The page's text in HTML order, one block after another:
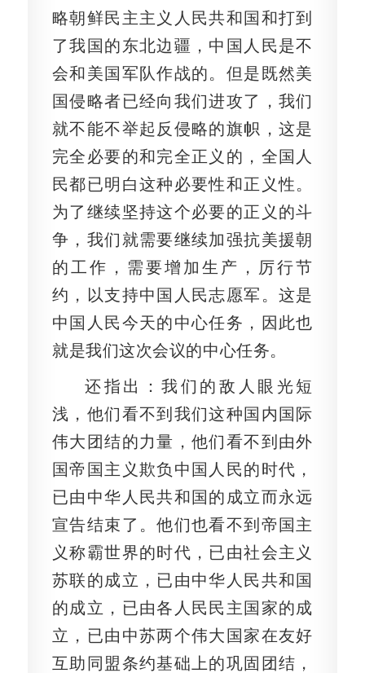
略朝鲜民主主义人民共和国和打到
了我国的东北边疆，中国人民是不
会和美国军队作战的。但是既然美
国侵略者已经向我们进攻了，我们
就不能不举起反侵略的旗帜，这是
完全必要的和完全正义的，全国人
民都已明白这种必要性和正义性。
为了继续坚持这个必要的正义的斗
争，我们就需要继续加强抗美援朝
的工作，需要增加生产，厉行节
约，以支持中国人民志愿军。这是
中国人民今天的中心任务，因此也
就是我们这次会议的中心任务。
还指出：我们的敌人眼光短
浅，他们看不到我们这种国内国际
伟大团结的力量，他们看不到由外
国帝国主义欺负中国人民的时代，
已由中华人民共和国的成立而永远
宣告结束了。他们也看不到帝国主
义称霸世界的时代，已由社会主义
苏联的成立，已由中华人民共和国
的成立，已由各人民民主国家的成
立，已由中苏两个伟大国家在友好
互助同盟条约基础上的巩固团结，